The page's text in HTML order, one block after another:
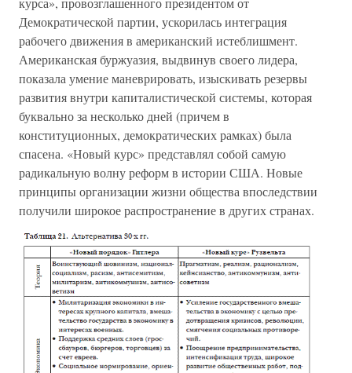
Демократической партии, ускорилась интеграция
рабочего движения в американский истеблишмент.
Американская буржуазия, выдвинув своего лидера,
показала умение маневрировать, изыскивать резервы
развития внутри капиталистической системы, которая
буквально за несколько дней (причем в
конституционных, демократических рамках) была
спасена. «Новый курс» представлял собой самую
радикальную волну реформ в истории США. Новые
принципы организации жизни общества впоследствии
получили широкое распространение в других странах.